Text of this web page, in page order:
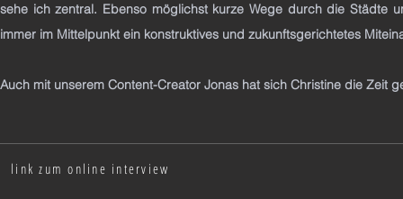
sehe ich zentral. Ebenso möglichst kurze Wege durch die Städte
immer im Mittelpunkt ein konstruktives und zukunftsgerichtetes
Auch mit unserem Content-Creator Jonas hat sich Christine die Zeit
link zum online interview